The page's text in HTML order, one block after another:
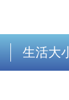
生活大